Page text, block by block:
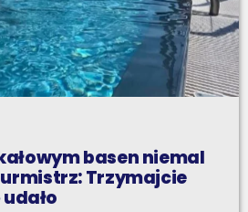
basen niemal
Trzymajcie